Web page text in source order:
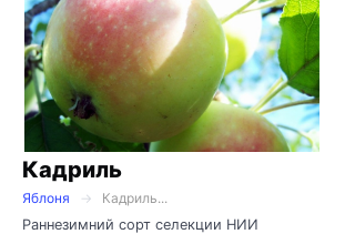
Кадриль
Яблоня
Кадриль...
Раннезимний сорт селекции НИИ